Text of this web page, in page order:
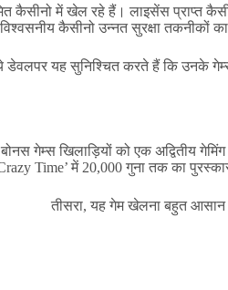
में खेल रहे हैं। लाइसेंस प्राप्त
कैसीनो उन्नत सुरक्षा तकनीकों
यह सुनिश्चित करते हैं कि उनके
गेम्स खिलाड़ियों को एक अद्वितीय
Time’ में 20,000 गुना तक का
तीसरा, यह गेम खेलना बहुत